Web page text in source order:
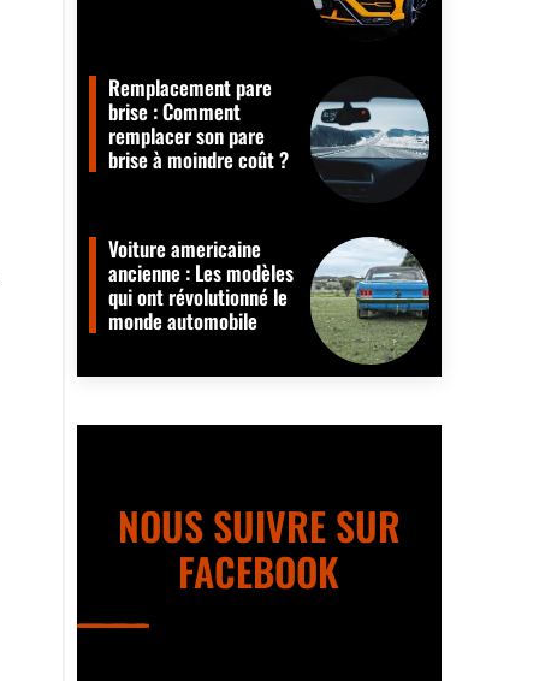
Remplacement pare
brise : Comment
remplacer son pare
brise à moindre coût ?
Voiture americaine
ancienne : Les modèles
qui ont révolutionné le
monde automobile
NOUS SUIVRE SUR
FACEBOOK